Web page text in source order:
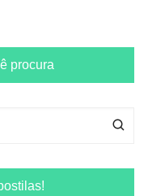
procura